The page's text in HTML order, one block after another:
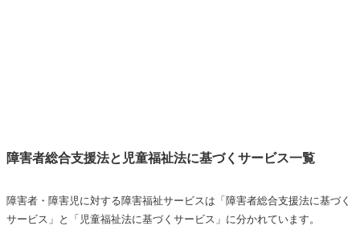
障害者総合支援法と児童福祉法に基づくサービス一覧
障害者・障害児に対する障害福祉サービスは「障害者総合支援法に基づく
サービス」と「児童福祉法に基づくサービス」に分かれています。